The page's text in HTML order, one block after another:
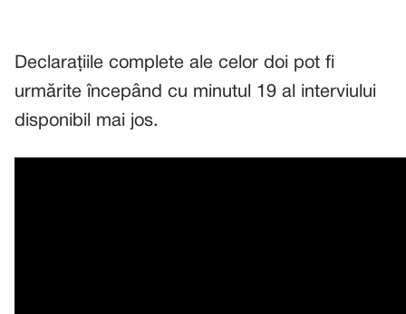
Declarațiile complete ale celor doi pot fi
urmărite începând cu minutul 19 al interviului
disponibil mai jos.